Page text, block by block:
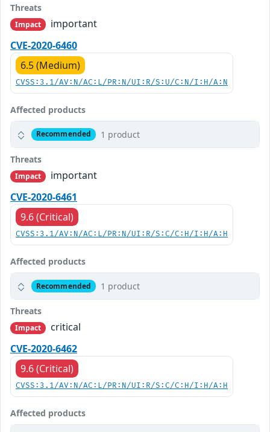
Threats
Impact
important
CVE-2020-6460
6.5 (Medium)
CVSS:3.1/AV:N/AC:L/PR:N/UI:R/S:U/C:N/I:H/A:N
Affected products
Recommended 1 product
Threats
Impact
important
CVE-2020-6461
9.6 (Critical)
CVSS:3.1/AV:N/AC:L/PR:N/UI:R/S:C/C:H/I:H/A:H
Affected products
Recommended 1 product
Threats
Impact
critical
CVE-2020-6462
9.6 (Critical)
CVSS:3.1/AV:N/AC:L/PR:N/UI:R/S:C/C:H/I:H/A:H
Affected products